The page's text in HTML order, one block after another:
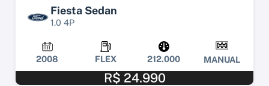
Fiesta Sedan
1.0 4P
2008 FLEX 212.000 MANUAL
R$ 24.990